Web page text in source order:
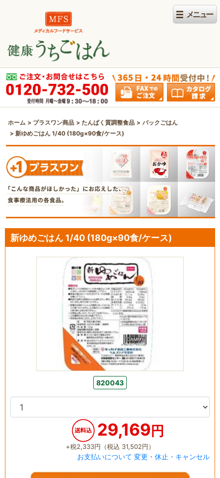
ホーム プラスワン商品 たんぱく質調整食品
パックごはん
新ゆめごはん 1/40 (180g×90食/ケース)
新ゆめごはん 1/40 (180g×90食/ケース)
820043
29,169円
+税2,333円（税込 31,502円）
お支払いについて 変更・休止・キャンセル